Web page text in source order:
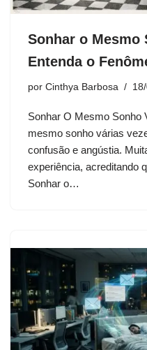
Sonhar o Mesmo
Entenda o
por Cinthya Barbosa
Sonhar O Mesmo Sonho
mesmo sonho várias
confusão e angústia.
experiência, acreditando
Sonhar o…